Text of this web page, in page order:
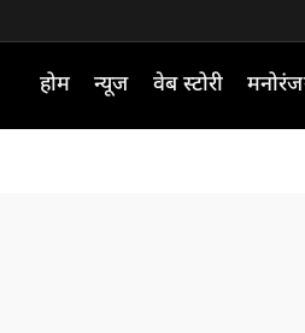
होम न्यूज वेब स्टोरी